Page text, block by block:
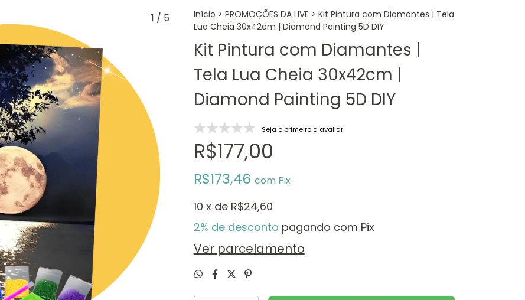
1 / 5 Início > PROMOÇÕES DA LIVE > Kit Pintura com Diamantes | Tela
Lua Cheia 30x42cm | Diamond Painting 5D DIY
Kit Pintura com Diamantes |
Tela Lua Cheia 30x42cm |
Diamond Painting 5D DIY
Seja o primeiro a avaliar
R$177,00
R$173,46 com Pix
10 x de R$24,60
2% de desconto pagando com Pix
Ver parcelamento